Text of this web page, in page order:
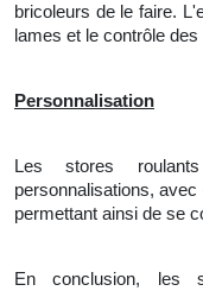
bricoleurs de le faire. L'
lames et le contrôle
Personnalisation
Les stores
personnalisations,
permettant ainsi de se
En conclusion, les